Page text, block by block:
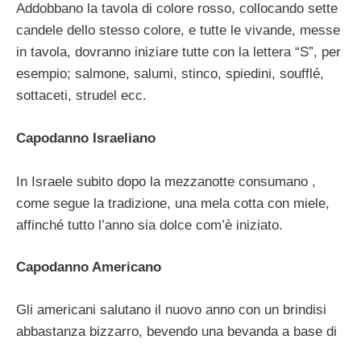
Addobbano la tavola di colore rosso, collocando sette
candele dello stesso colore, e tutte le vivande, messe
in tavola, dovranno iniziare tutte con la lettera “S”, per
esempio; salmone, salumi, stinco, spiedini, soufflé,
sottaceti, strudel ecc.
Capodanno Israeliano
In Israele subito dopo la mezzanotte consumano ,
come segue la tradizione, una mela cotta con miele,
affinché tutto l’anno sia dolce com’è iniziato.
Capodanno Americano
Gli americani salutano il nuovo anno con un brindisi
abbastanza bizzarro, bevendo una bevanda a base di